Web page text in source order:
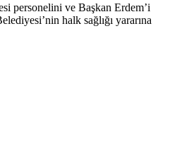
personelini ve Başkan Erdem’i
halk sağlığı yararına